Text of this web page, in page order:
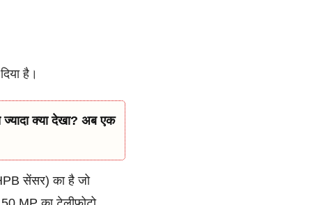
है।
क्या देखा? अब एक
सेंसर) का है जो